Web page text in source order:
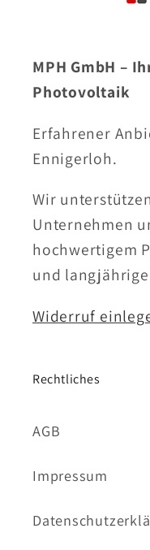
MPH GmbH –
Photovoltaik
Erfahrener
Ennigerloh.
Wir
Unternehmen
hochwertigem
und
Widerruf
Rechtliches
AGB
Impressum